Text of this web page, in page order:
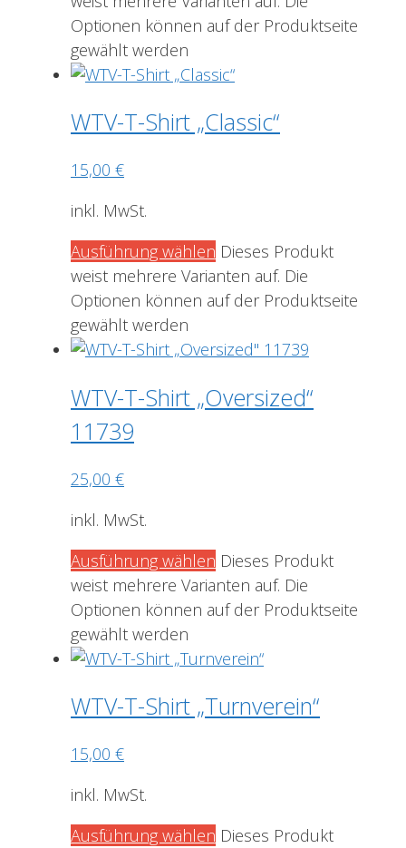
Optionen können auf der Produktseite
gewählt werden
WTV-T-Shirt „Classic“
15,00 €
inkl. MwSt.
Ausführung wählen Dieses Produkt
weist mehrere Varianten auf. Die
Optionen können auf der Produktseite
gewählt werden
WTV-T-Shirt „Oversized“
11739
25,00 €
inkl. MwSt.
Ausführung wählen Dieses Produkt
weist mehrere Varianten auf. Die
Optionen können auf der Produktseite
gewählt werden
WTV-T-Shirt „Turnverein“
15,00 €
inkl. MwSt.
Ausführung wählen Dieses Produkt